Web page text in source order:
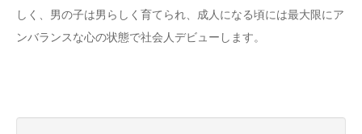
しく、男の子は男らしく育てられ、成人になる頃には最大限にア
ンバランスな心の状態で社会人デビューします。